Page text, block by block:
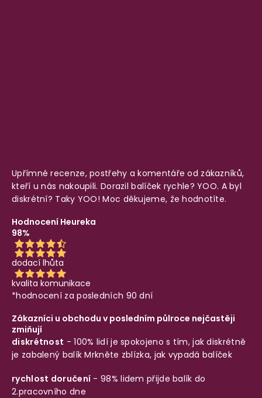
Upřímné recenze, postřehy a komentáře od zákazníků,
kteří u nás nakoupili. Dorazil balíček rychle? YOO. A byl
diskrétní? Taky YOO! Moc děkujeme, že hodnotíte.
Hodnocení Heureka
98%
dodací lhůta
kvalita komunikace
*hodnocení za posledních 90 dní
Zákazníci u obchodu v posledním půlroce nejčastěji
zmiňují
diskrétnost - 100% lidí je spokojeno s tím, jak diskrétně
je zabalený balíkMrkněte zblízka, jak vypadá balíček
rychlost doručení - 98% lidem přijde balík do
2.pracovního dne